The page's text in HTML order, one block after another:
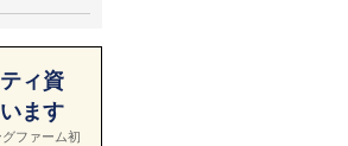
ィ資
ます
ファーム初